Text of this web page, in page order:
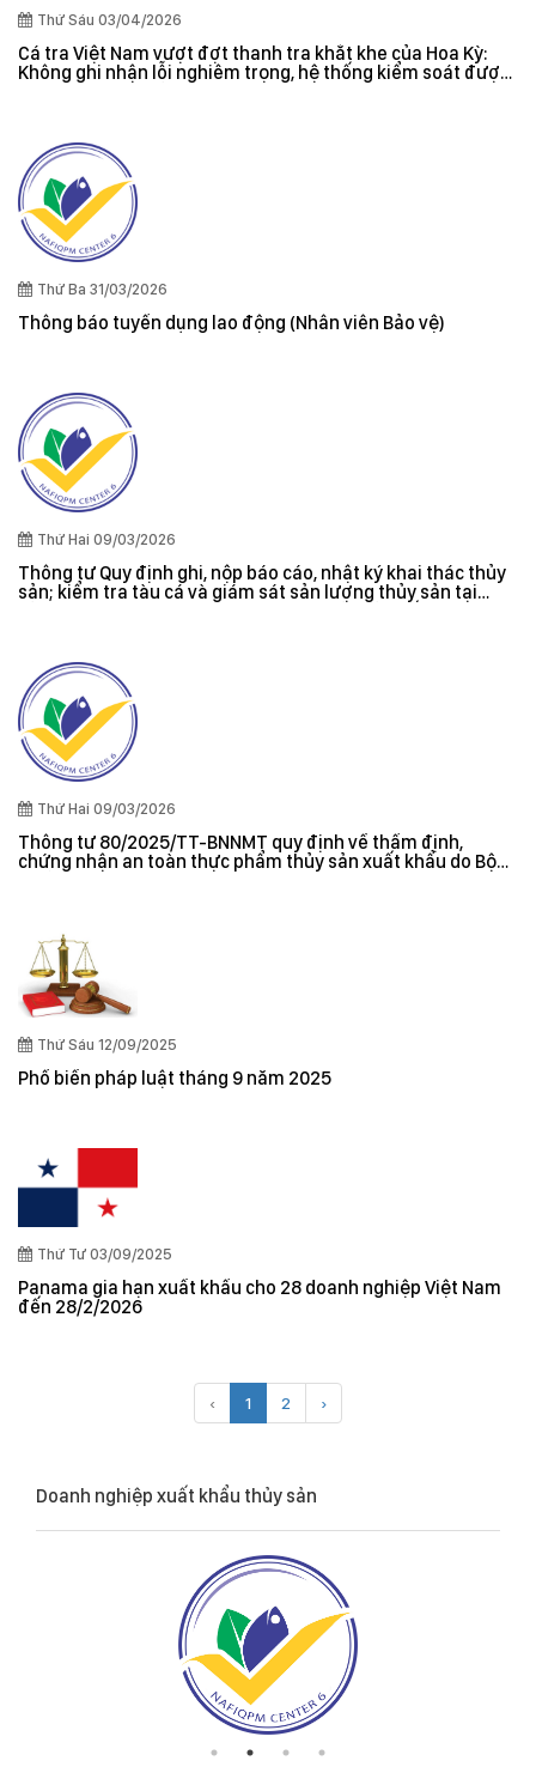
Thứ Sáu 03/04/2026
Cá tra Việt Nam vượt đợt thanh tra khắt khe của Hoa Kỳ:
Không ghi nhận lỗi nghiêm trọng, hệ thống kiểm soát được
Thứ Ba 31/03/2026
Thông báo tuyển dụng lao động (Nhân viên Bảo vệ)
Thứ Hai 09/03/2026
Thông tư Quy định ghi, nộp báo cáo, nhật ký khai thác thủy
sản; kiểm tra tàu cá và giám sát sản lượng thủy sản tại
Thứ Hai 09/03/2026
Thông tư 80/2025/TT-BNNMT quy định về thẩm định,
chứng nhận an toàn thực phẩm thủy sản xuất khẩu do Bộ
Thứ Sáu 12/09/2025
Phổ biến pháp luật tháng 9 năm 2025
Thứ Tư 03/09/2025
Panama gia hạn xuất khẩu cho 28 doanh nghiệp Việt Nam
đến 28/2/2026
‹ 1 2 ›
Doanh nghiệp xuất khẩu thủy sản